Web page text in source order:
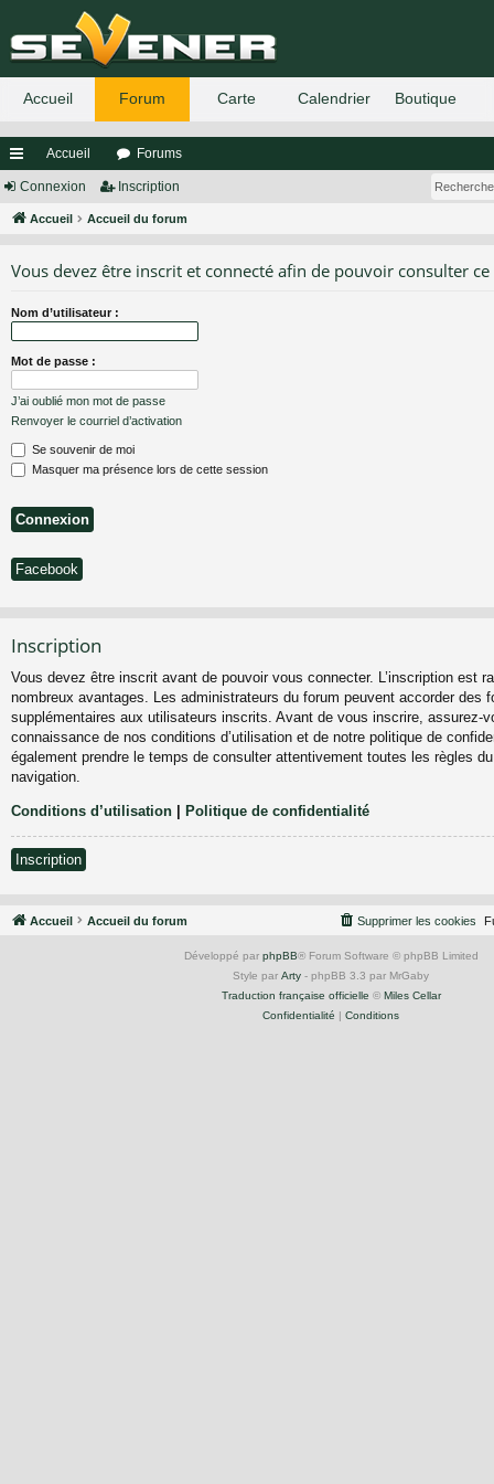
ac
co
s
Accueil Forums
Connexion Inscription
Accueil Accueil du forum
Vous devez être inscrit et connecté afin de pouvoir consulter
Nom d’utilisateur :
Mot de passe :
J’ai oublié mon mot de passe
Renvoyer le courriel d’activation
Se souvenir de moi
Masquer ma présence lors de cette session
Facebook
Inscription
Vous devez être inscrit avant de pouvoir vous connecter. L’inscription est
nombreux avantages. Les administrateurs du forum peuvent accorder des
supplémentaires aux utilisateurs inscrits. Avant de vous inscrire, assurez-
connaissance de nos conditions d’utilisation et de notre politique de
également prendre le temps de consulter attentivement toutes les règles
navigation.
Conditions d’utilisation | Politique de confidentialité
Inscription
Accueil Accueil du forum Supprimer les cookies
Développé par phpBB® Forum Software © phpBB Limited
Style par Arty - phpBB 3.3 par MrGaby
Traduction française officielle © Miles Cellar
Confidentialité | Conditions